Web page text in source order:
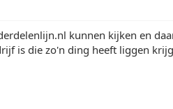
kunnen kijken en
is die zo'n ding heeft liggen